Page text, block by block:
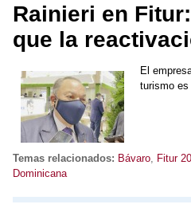
Rainieri en
que la
El
turismo es
Temas relacionados: Bávaro, Fitur
Dominicana